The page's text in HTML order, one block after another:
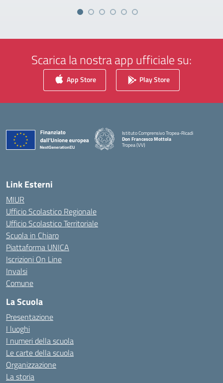
Scarica la nostra app ufficiale su:
App Store Play Store
Istituto Comprensivo Tropea-Ricadi
Don Francesco Mottola
Tropea (VV)
— Visita la pagina iniziale della scuola
Link Esterni
MIUR
Ufficio Scolastico Regionale
Ufficio Scolastico Territoriale
Scuola in Chiaro
Piattaforma UNICA
Iscrizioni On Line
Invalsi
Comune
La Scuola
Presentazione
I luoghi
I numeri della scuola
Le carte della scuola
Organizzazione
La storia